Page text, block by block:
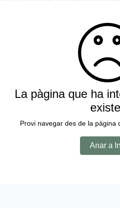
La pàgina que ha
Provi navegar des de la pàgina
Anar a